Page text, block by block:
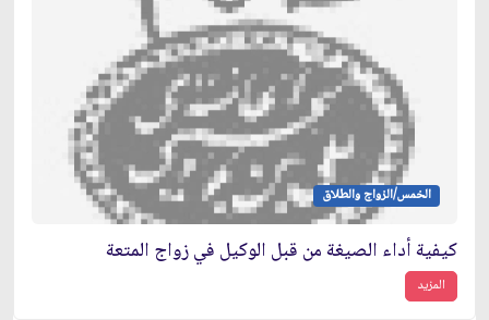
الخمس/الزواج والطلاق
كيفية أداء الصيغة من قبل الوكيل في زواج المتعة
المزيد